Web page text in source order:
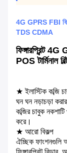
4G GPRS FBI
TDS CDMA
ফিঙ্গারপ্রিন্ট
POS টার্মিনাল
★ ইলাস্টিক কব্জি
ঘন ঘন নড়াচড়া
কব্জির চাবুক
করে।
★ আরো বিকল্প
ঐচ্ছিক ফাংশনগুলি